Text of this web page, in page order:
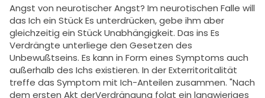
Angst von neurotischer Angst? Im neurotischen Falle will
das Ich ein Stück Es unterdrücken, gebe ihm aber
gleichzeitig ein Stück Unabhängigkeit. Das ins Es
Verdrängte unterliege den Gesetzen des
Unbewußtseins. Es kann in Form eines Symptoms auch
außerhalb des Ichs existieren. In der Exterritoritalität
treffe das Symptom mit Ich-Anteilen zusammen. "Nach
dem ersten Akt derVerdrängung folgt ein langwieriges